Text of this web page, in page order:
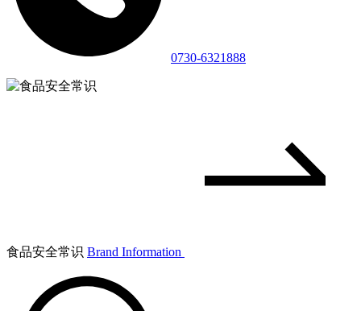
0730-6321888
食品安全常识 Brand Information